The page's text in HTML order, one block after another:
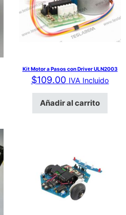
Kit Motor a Pasos con Driver ULN2003
$109.00 IVA Incluido
Añadir al carrito